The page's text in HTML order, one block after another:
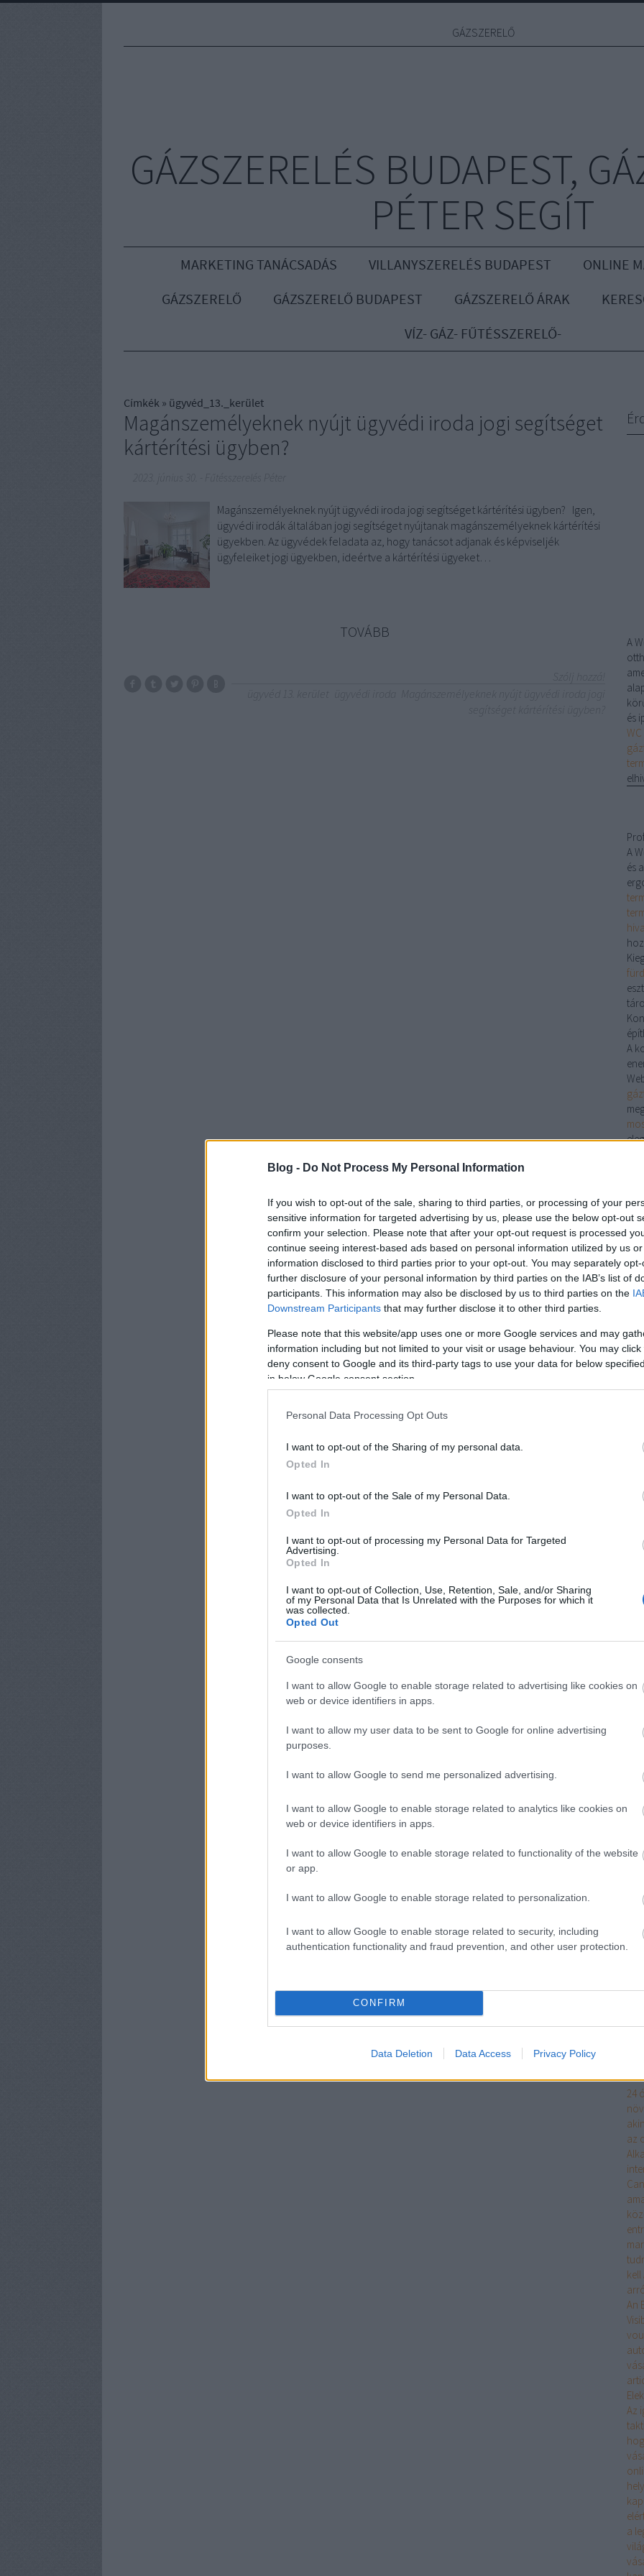
Blog - Do Not Process My Personal Information
If you wish to opt-out of the sale, sharing to third parties, or processing of your
sensitive information for targeted advertising by us, please use the below opt-out
confirm your selection. Please note that after your opt-out request is processed
continue seeing interest-based ads based on personal information utilized by us
information disclosed to third parties prior to your opt-out. You may separately
further disclosure of your personal information by third parties on the IAB’s list of
participants. This information may also be disclosed by us to third parties on the
Downstream Participants that may further disclose it to other third parties.
Please note that this website/app uses one or more Google services and may
information including but not limited to your visit or usage behaviour. You may
deny consent to Google and its third-party tags to use your data for below
in below Google consent section.
Personal Data Processing Opt Outs
I want to opt-out of the Sharing of my personal data.
Opted In
I want to opt-out of the Sale of my Personal Data.
Opted In
I want to opt-out of processing my Personal Data for Targeted
Advertising.
Opted In
I want to opt-out of Collection, Use, Retention, Sale, and/or Sharing
of my Personal Data that Is Unrelated with the Purposes for which it
was collected.
Opted Out
Google consents
I want to allow Google to enable storage related to advertising like cookies on
web or device identifiers in apps.
I want to allow my user data to be sent to Google for online advertising
purposes.
I want to allow Google to send me personalized advertising.
I want to allow Google to enable storage related to analytics like cookies on
web or device identifiers in apps.
I want to allow Google to enable storage related to functionality of the website
or app.
I want to allow Google to enable storage related to personalization.
I want to allow Google to enable storage related to security, including
authentication functionality and fraud prevention, and other user protection.
CONFIRM
Data Deletion Data Access Privacy Policy
GÁZSZERELŐ
GÁZSZERELÉS BUDAPEST,
PÉTER SEGÍT
MARKETING TANÁCSADÁS VILLANYSZERELÉS BUDAPEST
ONLINE
GÁZSZERELŐ
GÁZSZERELŐ BUDAPEST GÁZSZERELŐ ÁRAK
VÍZ- GÁZ- FŰTÉSSZERELŐ-
Címkék » ügyvéd_13._kerület
Magánszemélyeknek nyújt ügyvédi iroda jogi segítséget
kártérítési ügyben?
Magánszemélyeknek nyújt ügyvédi iroda jogi segítséget kártérítési ügyben? Igen,
ügyvédi irodák általában jogi segítséget nyújtanak magánszemélyeknek kártérítési
ügyekben. Az ügyvédek feladata az, hogy tanácsot adjanak és képviseljék
ügyfeleiket jogi ügyekben, ideértve a kártérítési ügyeket…
TOVÁBB
A
és
A
és
A
Az
A
A
24
az
kell
An
Az
a